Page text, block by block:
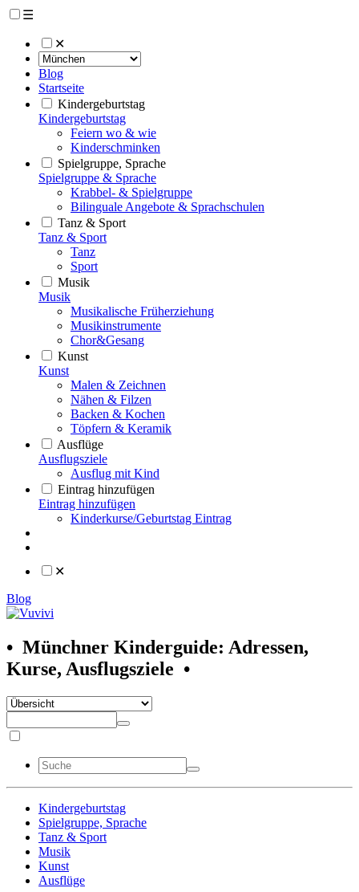
☰
✕
Blog
Startseite
Kindergeburtstag
Kindergeburtstag
Feiern wo & wie
Kinderschminken
Spielgruppe, Sprache
Spielgruppe & Sprache
Krabbel- & Spielgruppe
Bilinguale Angebote & Sprachschulen
Tanz & Sport
Tanz & Sport
Tanz
Sport
Musik
Musik
Musikalische Früherziehung
Musikinstrumente
Chor&Gesang
Kunst
Kunst
Malen & Zeichnen
Nähen & Filzen
Backen & Kochen
Töpfern & Keramik
Ausflüge
Ausflugsziele
Ausflug mit Kind
Eintrag hinzufügen
Eintrag hinzufügen
Kinderkurse/Geburtstag Eintrag
✕
Blog
• Münchner Kinderguide: Adressen,
Kurse, Ausflugsziele •
Kindergeburtstag
Spielgruppe, Sprache
Tanz & Sport
Musik
Kunst
Ausflüge